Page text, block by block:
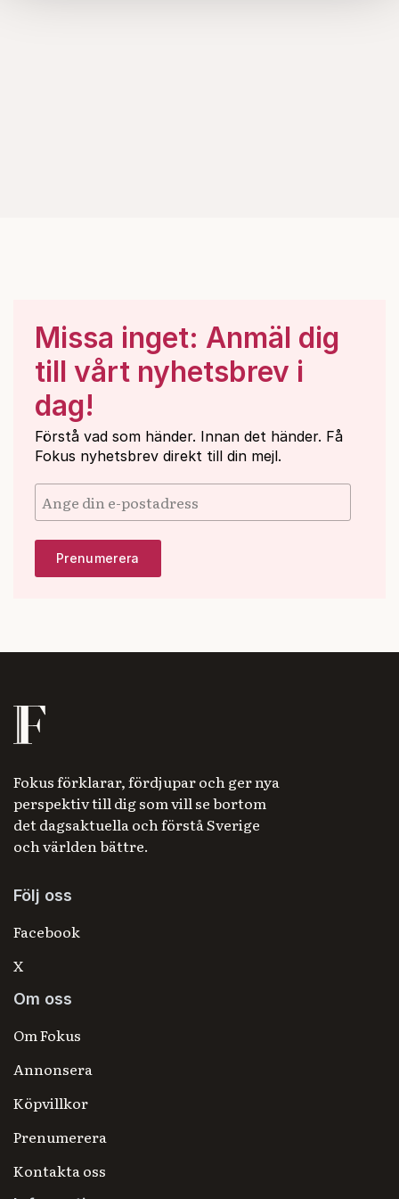
Missa inget: Anmäl dig
till vårt nyhetsbrev i
dag!
Förstå vad som händer. Innan det händer. Få
Fokus nyhetsbrev direkt till din mejl.
Fokus förklarar, fördjupar och ger nya
perspektiv till dig som vill se bortom
det dagsaktuella och förstå Sverige
och världen bättre.
Följ oss
Facebook
X
Om oss
Om Fokus
Annonsera
Köpvillkor
Prenumerera
Kontakta oss